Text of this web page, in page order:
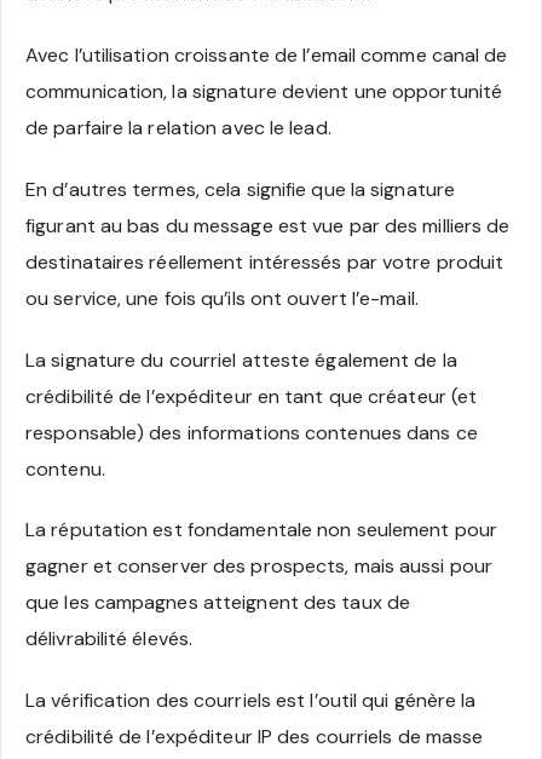
Avec l’utilisation croissante de l’email comme canal de
communication, la signature devient une opportunité
de parfaire la relation avec le lead.
En d’autres termes, cela signifie que la signature
figurant au bas du message est vue par des milliers de
destinataires réellement intéressés par votre produit
ou service, une fois qu’ils ont ouvert l’e-mail.
La signature du courriel atteste également de la
crédibilité de l’expéditeur en tant que créateur (et
responsable) des informations contenues dans ce
contenu.
La réputation est fondamentale non seulement pour
gagner et conserver des prospects, mais aussi pour
que les campagnes atteignent des taux de
délivrabilité élevés.
La vérification des courriels est l’outil qui génère la
crédibilité de l’expéditeur IP des courriels de masse